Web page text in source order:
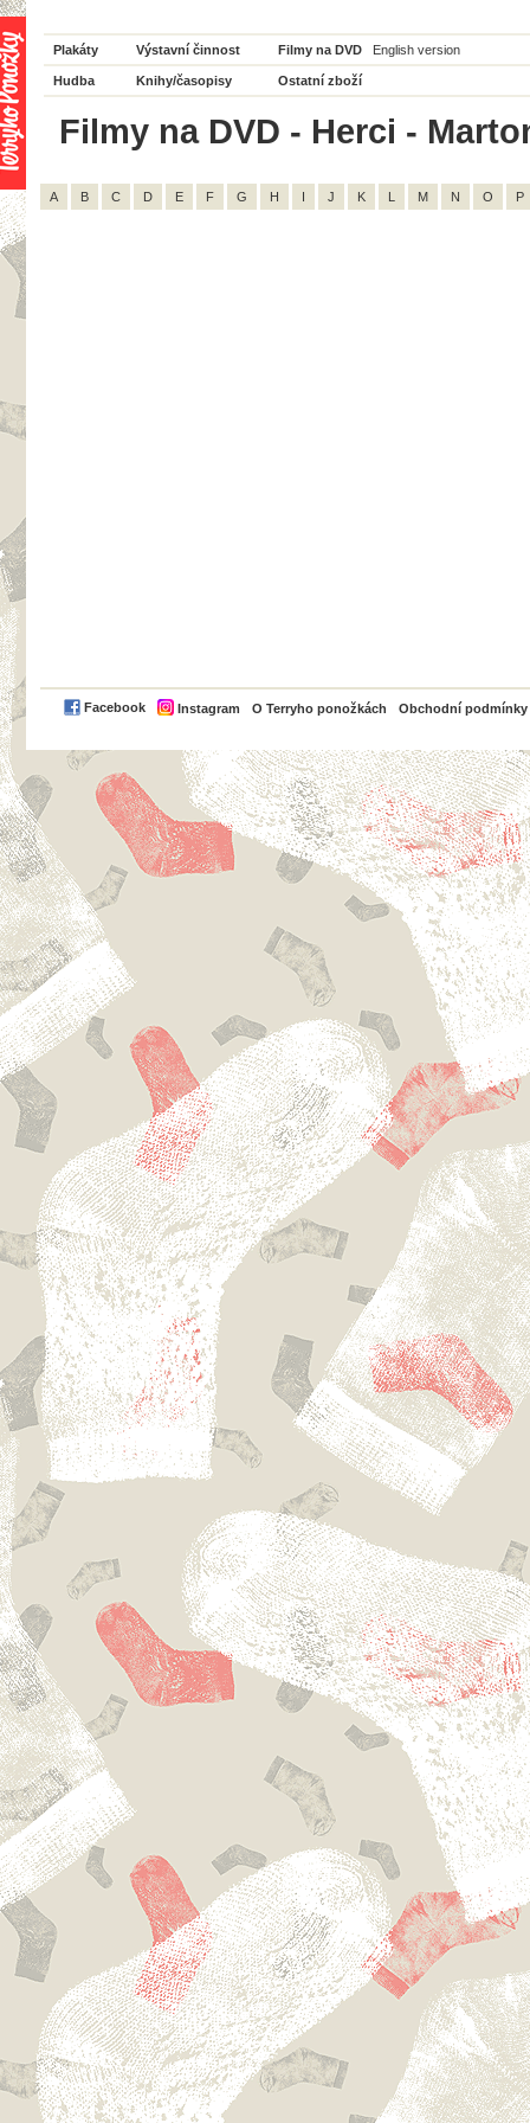
Plakáty Výstavní činnost Filmy na DVD English version
Hudba Knihy/časopisy Ostatní zboží
Filmy na DVD - Herci -
A B C D E F G H I J K L M N O P
Facebook Instagram O Terryho ponožkách Obchodní podmínky
PayPal